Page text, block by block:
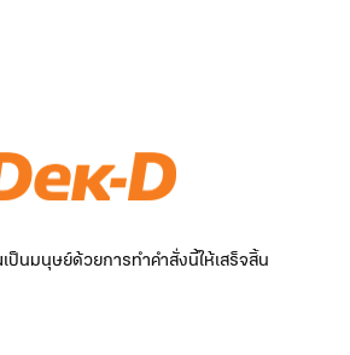
ป็นมนุษย์ด้วยการทำคำสั่งนี้ให้เสร็จสิ้น